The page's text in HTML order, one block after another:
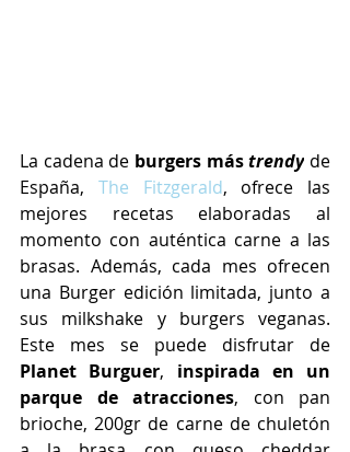
La cadena de burgers más trendy de
España, The Fitzgerald, ofrece las
mejores recetas elaboradas al
momento con auténtica carne a las
brasas. Además, cada mes ofrecen
una Burger edición limitada, junto a
sus milkshake y burgers veganas.
Planet Burguer, inspirada en un
parque de atracciones, con pan
brioche, 200gr de carne de chuletón